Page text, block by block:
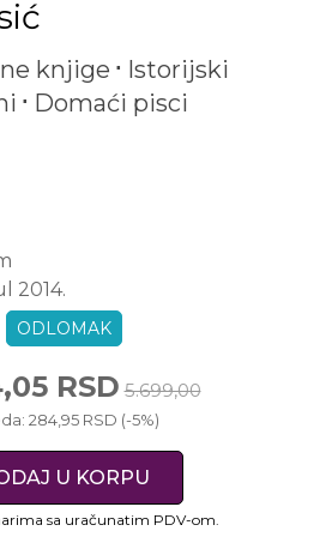
knjige
Istorijski
Domaći pisci
2014.
ODLOMAK
RSD 5.699,00
284,95 RSD (-5%)
U KORPU
sa uračunatim PDV-om.